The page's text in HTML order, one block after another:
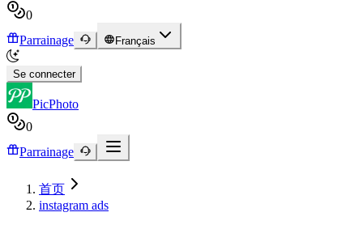
0
Parrainage
Français
Se connecter
PicPhoto
0
Parrainage
首页
instagram ads